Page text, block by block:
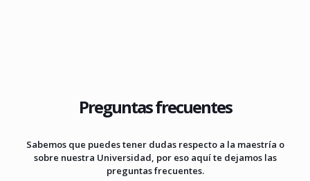
Preguntas frecuentes
Sabemos que puedes tener dudas respecto a la maestría o
sobre nuestra Universidad, por eso aquí te dejamos las
preguntas frecuentes.